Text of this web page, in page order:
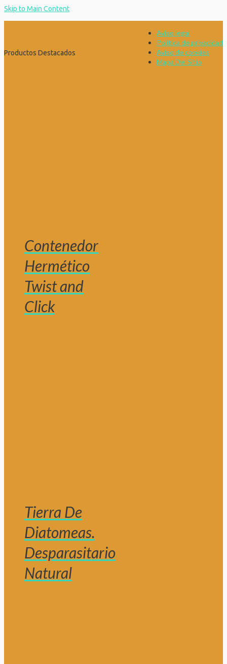
Skip to Main Content
Aviso legal
Política de privacidad
Aviso de cookies
Mapa Del Sitio
Productos Destacados
Contenedor
Hermético
Twist and
Click
Tierra De
Diatomeas.
Desparasitario
Natural